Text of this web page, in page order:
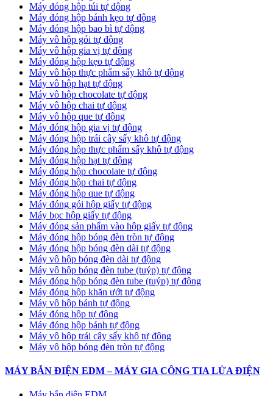
Máy đóng hộp túi tự động
Máy đóng hộp bánh kẹo tự động
Máy đóng hộp bao bì tự động
Máy vô hộp gói tự động
Máy vô hộp gia vị tự động
Máy đóng hộp kẹo tự động
Máy vô hộp thực phẩm sấy khô tự động
Máy vô hộp hạt tự động
Máy vô hộp chocolate tự động
Máy vô hộp chai tự động
Máy vô hộp que tự động
Máy đóng hộp gia vị tự động
Máy đóng hộp trái cây sấy khô tự động
Máy đóng hộp thực phẩm sấy khô tự động
Máy đóng hộp hạt tự động
Máy đóng hộp chocolate tự động
Máy đóng hộp chai tự động
Máy đóng hộp que tự động
Máy đóng gói hộp giấy tự động
Máy bọc hộp giấy tự động
Máy đóng sản phẩm vào hộp giấy tự động
Máy đóng hộp bóng đèn tròn tự động
Máy đóng hộp bóng đèn dài tự động
Máy vô hộp bóng đèn dài tự động
Máy vô hộp bóng đèn tube (tuýp) tự động
Máy đóng hộp bóng đèn tube (tuýp) tự động
Máy đóng hộp khăn ướt tự động
Máy vô hộp bánh tự động
Máy đóng hộp tự động
Máy đóng hộp bánh tự động
Máy vô hộp trái cây sấy khô tự động
Máy vô hộp bóng đèn tròn tự động
MÁY BẮN ĐIỆN EDM – MÁY GIA CÔNG TIA LỬA ĐIỆN